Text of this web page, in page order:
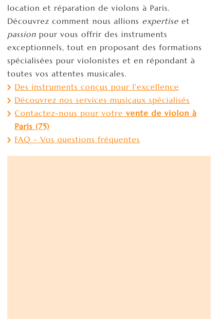
location et réparation de violons à Paris.
Découvrez comment nous allions expertise et
passion pour vous offrir des instruments
exceptionnels, tout en proposant des formations
spécialisées pour violonistes et en répondant à
toutes vos attentes musicales.
Des instruments conçus pour l'excellence
Découvrez nos services musicaux spécialisés
Contactez-nous pour votre vente de violon à
Paris (75)
FAQ - Vos questions fréquentes